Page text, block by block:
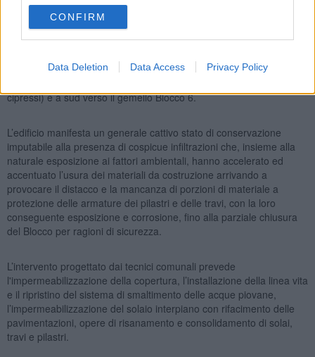
CONFIRM
Data Deletion Data Access Privacy Policy
Il fabbricato del Blocco 7, di forma rettangolare, si sviluppa su due
piani fuori terra e uno parzialmente interrato. Le rampe di accesso
al piano superiore si sviluppano lungo i due fronti minori, mentre i
che si sviluppano lungo i prospetti principali, che si affacciano
cipressi) e a sud verso il gemello Blocco 6.
L’edificio manifesta un generale cattivo stato di conservazione
imputabile alla presenza di cospicue infiltrazioni che, insieme alla
naturale esposizione ai fattori ambientali, hanno accelerato ed
accentuato l’usura dei materiali da costruzione arrivando a
provocare il distacco e la mancanza di porzioni di materiale a
protezione delle armature dei pilastri e delle travi, con la loro
conseguente esposizione e corrosione, fino alla parziale chiusura
del Blocco per ragioni di sicurezza.
L’intervento progettato dai tecnici comunali prevede
l'impermeabilizzazione della copertura, l’installazione della linea vita
e il ripristino del sistema di smaltimento delle acque piovane,
l’impermeabilizzazione del solaio interpiano con rifacimento delle
pavimentazioni, opere di risanamento e consolidamento di solai,
travi e pilastri.